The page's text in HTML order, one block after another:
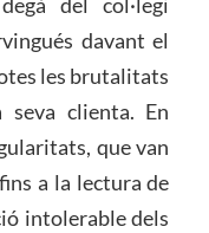
davant el
les brutalitats
clienta. En
que van
a la lectura de
intolerable dels